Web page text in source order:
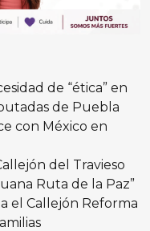
de “ética” en
de Puebla
con México en
del Travieso
Ruta de la Paz”
el Callejón Reforma